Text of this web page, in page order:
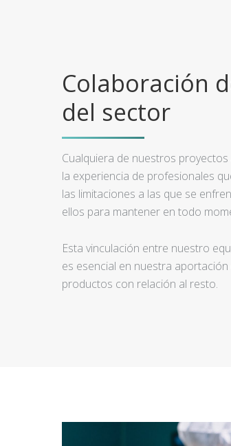
Colaboración
del sector
Cualquiera de nuestros
la experiencia de profesionales
las limitaciones a las que se
ellos para mantener en todo
Esta vinculación entre nuestro
es esencial en nuestra
productos con relación al resto.